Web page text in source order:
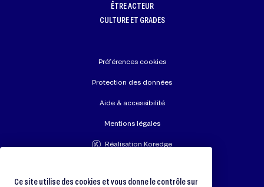
ÊTRE ACTEUR
CULTURE ET GRADES
Préférences cookies
Protection des données
Aide & accessibilité
Mentions légales
Réalisation Koredge
Ce site utilise des cookies et vous donne le contrôle sur